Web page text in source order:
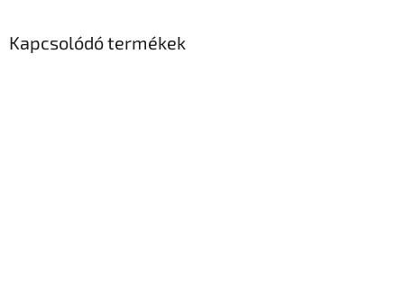
Kapcsolódó termékek